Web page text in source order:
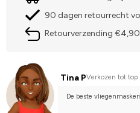
90 dagen retourrecht
Retourverzending €4,90
Tina PVerkozen tot top
De beste